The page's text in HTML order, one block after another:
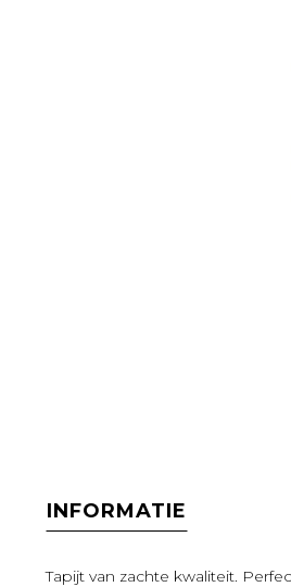
INFORMATIE
Tapijt van zachte kwaliteit.